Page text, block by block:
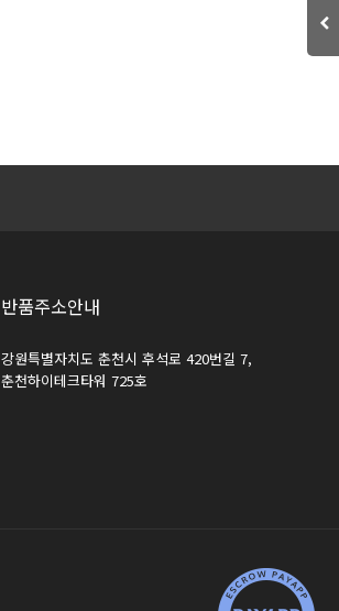
반품주소안내
강원특별자치도 춘천시 후석로 420번길 7,
춘천하이테크타워 725호